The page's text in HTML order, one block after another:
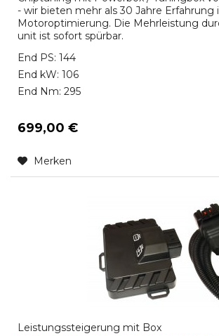
- wir bieten mehr als 30 Jahre Erfahrung
Motoroptimierung. Die Mehrleistung
unit ist sofort spürbar.
End PS: 144
End kW: 106
End Nm: 295
699,00 €
Merken
Leistungssteigerung mit Box